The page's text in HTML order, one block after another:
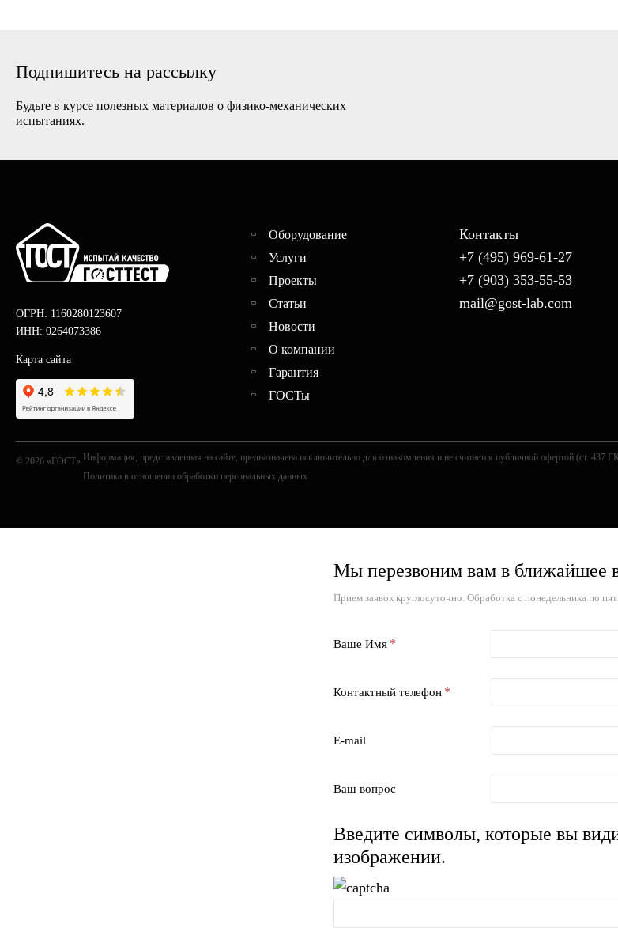
Подпишитесь на рассылку
Будьте в курсе полезных материалов о физико-механических
испытаниях.
ОГРН: 1160280123607
ИНН: 0264073386
Карта сайта
Оборудование
Услуги
Проекты
Статьи
Новости
О компании
Гарантия
ГОСТы
Контакты
+7 (495) 969-61-27
+7 (903) 353-55-53
mail@gost-lab.com
© 2026 «ГОСТ». Информация, представленная на сайте, предназначена исключительно для ознакомления и не считается публичной офертой (ст. 437
Политика в отношении обработки персональных данных
Мы перезвоним вам в ближайшее
Прием заявок круглосуточно. Обработка с понедельника по
Ваше Имя
Контактный телефон
E-mail
Ваш вопрос
Введите символы, которые вы
изображении.